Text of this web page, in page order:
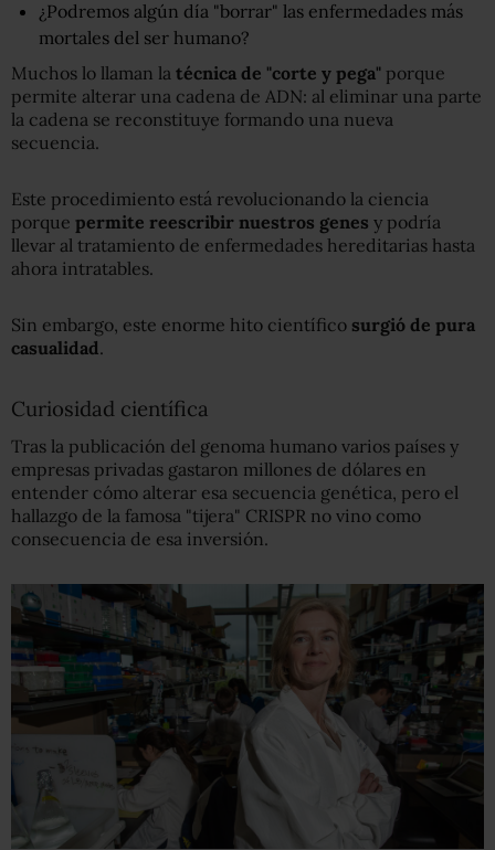
¿Podremos algún día "borrar" las enfermedades más
mortales del ser humano?
Muchos lo llaman la técnica de "corte y pega" porque
permite alterar una cadena de ADN: al eliminar una parte
la cadena se reconstituye formando una nueva
secuencia.
Este procedimiento está revolucionando la ciencia
porque permite reescribir nuestros genes y podría
llevar al tratamiento de enfermedades hereditarias hasta
ahora intratables.
Sin embargo, este enorme hito científico surgió de pura
casualidad.
Curiosidad científica
Tras la publicación del genoma humano varios países y
empresas privadas gastaron millones de dólares en
entender cómo alterar esa secuencia genética, pero el
hallazgo de la famosa "tijera" CRISPR no vino como
consecuencia de esa inversión.